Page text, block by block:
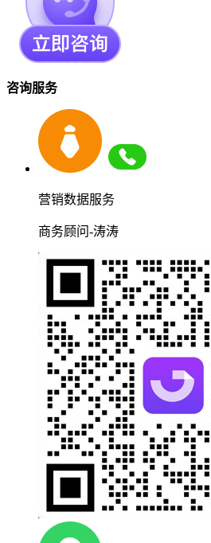
咨询服务
营销数据服务
商务顾问-涛涛